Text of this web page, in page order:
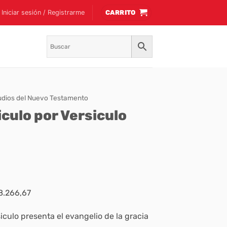
Iniciar sesión / Registrarme CARRITO
del Nuevo Testamento
por Versiculo
presenta el evangelio de la gracia